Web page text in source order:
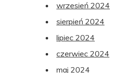
wrzesień 2024
sierpień 2024
lipiec 2024
czerwiec 2024
maj 2024